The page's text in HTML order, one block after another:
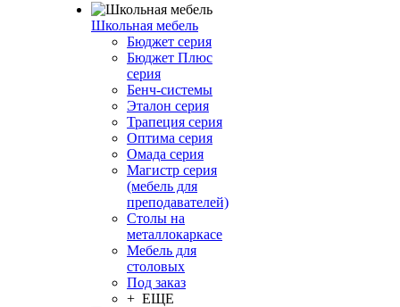
Школьная мебель
Бюджет серия
Бюджет Плюс
серия
Бенч-системы
Эталон серия
Трапеция серия
Оптима серия
Омада серия
Магистр серия
(мебель для
преподавателей)
Столы на
металлокаркасе
Мебель для
столовых
Под заказ
+ ЕЩЕ